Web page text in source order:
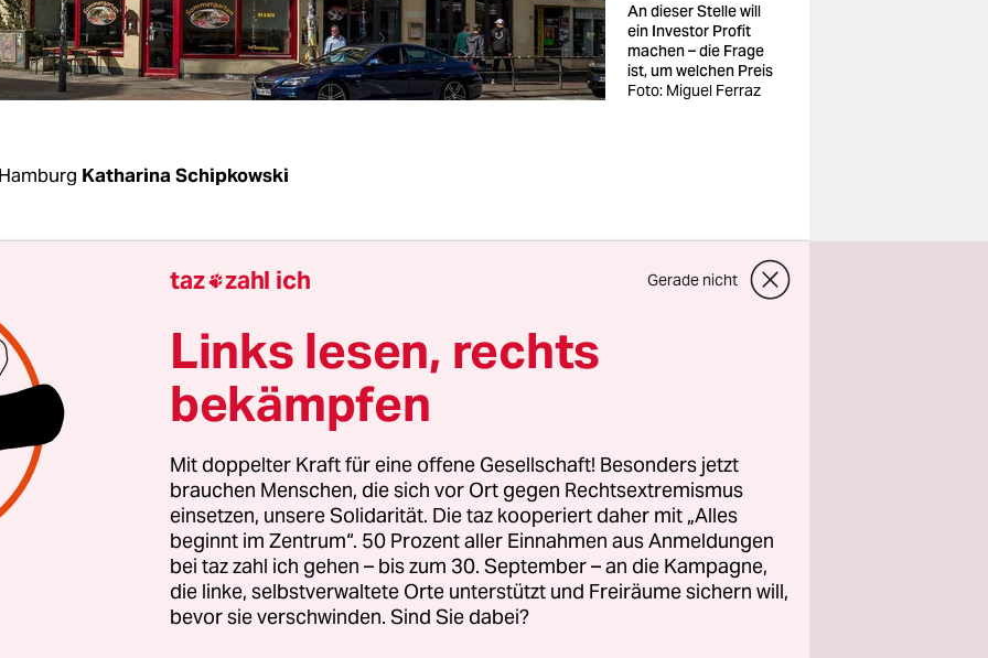
An dieser Stelle will
ein Investor Profit
machen – die Frage
ist, um welchen Preis
Foto: Miguel Ferraz
Katharina Schipkowski
können sie es nicht mehr, und ihnen ist auch klar, dass sie
als Verlierer*innen aus der Sache
werden: Anwohner*innen und Gewerbetreibende der
42, Ecke Bahrenfelder Straße, wollen trotzdem
Beste aus den Plänen des Investors rauszuholen. Die
Köhler & von Bargen hat das Grundstück
plant einen kompletten Abriss und Neubau.
sich auf dem Eckgrundstück gegenüber der Fabrik in
Wohnungen und ein Wohnprojekt, eine
eine Shisha Bar und Restaurants wie die
Mia und das griechische Restaurant Sotiris, das dem
taz zahl ich Gerade nicht
Links lesen, rechts
bekämpfen
Mit doppelter Kraft für eine offene Gesellschaft! Besonders jetzt
brauchen Menschen, die sich vor Ort gegen Rechtsextremismus
einsetzen, unsere Solidarität. Die taz kooperiert daher mit „Alles
beginnt im Zentrum“. 50 Prozent aller Einnahmen aus Anmeldungen
bei taz zahl ich gehen – bis zum 30. September – an die Kampagne,
die linke, selbstverwaltete Orte unterstützt und Freiräume sichern will,
bevor sie verschwinden. Sind Sie dabei?